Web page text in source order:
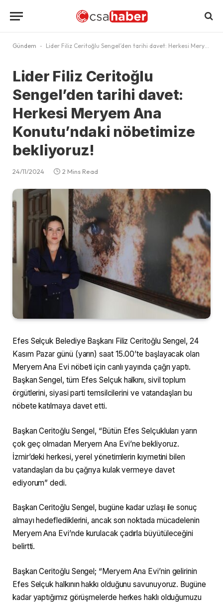
Gündem - Lider Filiz Ceritoğlu Sengel’den tarihi davet: Herkesi Meryem Ana Konutu’ndaki nöbetimize bekliyoruz!
Lider Filiz Ceritoğlu
Sengel’den tarihi davet:
Herkesi Meryem Ana
Konutu’ndaki nöbetimize
bekliyoruz!
24/11/2024 2 Mins Read
Efes Selçuk Belediye Başkanı Filiz Ceritoğlu Sengel, 24
Kasım Pazar günü (yarın) saat 15.00’te başlayacak olan
Meryem Ana Evi nöbeti için canlı yayında çağrı yaptı.
Başkan Sengel, tüm Efes Selçuk halkını, sivil toplum
örgütlerini, siyasi parti temsilcilerini ve vatandaşları bu
nöbete katılmaya davet etti.
Başkan Ceritoğlu Sengel, “Bütün Efes Selçukluları yarın
çok geç olmadan Meryem Ana Evi’ne bekliyoruz.
İzmir’deki herkesi, yerel yönetimlerin kıymetini bilen
vatandaşları da bu çağrıya kulak vermeye davet
ediyorum” dedi.
Başkan Ceritoğlu Sengel, bugüne kadar uzlaşı ile sonuç
almayı hedeflediklerini, ancak son noktada mücadelenin
Meryem Ana Evi’nde kurulacak çadırla büyütüleceğini
belirtti.
Başkan Ceritoğlu Sengel; “Meryem Ana Evi’nin gelirinin
Efes Selçuk halkının hakkı olduğunu savunuyoruz. Bugüne
kadar yaptığımız görüşmelerde herkes haklı olduğumuzu